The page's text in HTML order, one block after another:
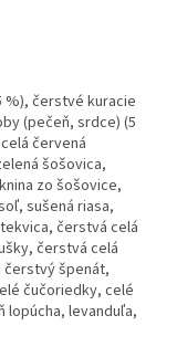
%), čerstvé kuracie
(pečeň, srdce) (5
červená
šošovica,
zo šošovice,
sušená riasa,
čerstvá celá
čerstvá celá
čerstvý špenát,
čučoriedky, celé
lopúcha, levanduľa,